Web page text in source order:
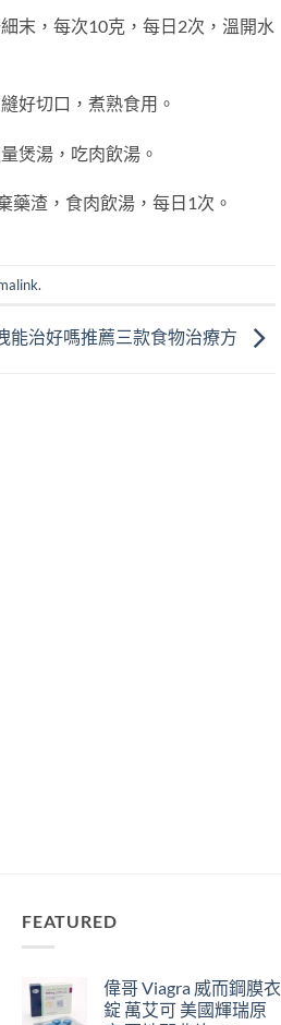
末，每次10克，每日2次，溫開水
好切口，煮熟食用。
煲湯，吃肉飲湯。
渣，食肉飲湯，每日1次。
.
能治好嗎推薦三款食物治療方
FEATURED
偉哥 Viagra 威而鋼膜衣
錠 萬艾可 美國輝瑞原